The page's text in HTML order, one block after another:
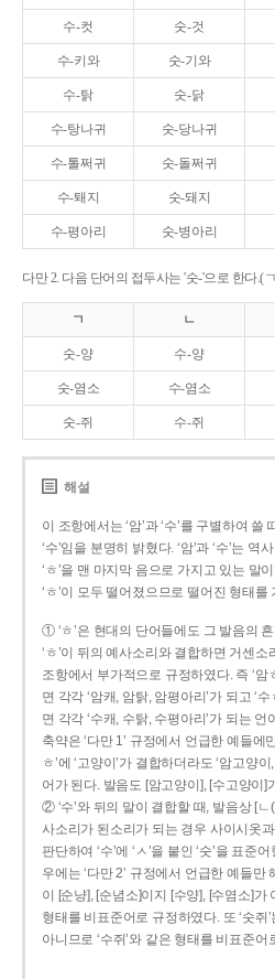
수-컷 숫-것
수-키와 숫-기와
수-탉 숫-닭
수-탕나귀 숫-당나귀
수-톨쩌귀 숫-돌쩌귀
수-퇘지 숫-돼지
수-평아리 숫-병아리
다만 2. 다음 단어의 접두사는 '숫-'으로 한다.(
ㄱ ㄴ
숫-양 수-양
숫-염소 수-염소
숫-쥐 수-쥐
해설
이 조항에서는 ‘암’과 ‘수’를 구별하여 쓸
‘수’임을 분명히 밝혔다. ‘암’과 ‘수’는 역
‘ㅎ’을 맨 마지막 음으로 가지고 있는 말
‘ㅎ’이 모두 떨어졌으므로 떨어진 형태
① ‘ㅎ’은 현대의 단어들에도 그 발음의
‘ㅎ’이 뒤의 예사소리와 결합하면 거센소
조항에서 부가적으로 규정하였다. 즉 ‘암
면 각각 ‘암캐, 암탉, 암평아리’가 되고 ‘
면 각각 ‘수캐, 수탉, 수평아리’가 되는
축약은 ‘다만 1’ 규정에서 언급한 예들에
ㅎ’에 ‘고양이’가 결합하더라도 ‘암고양
어가 된다. 발음도 [암고양이], [수고양이]
② ‘수’와 뒤의 말이 결합할 때, 발음상 [
사소리가 된소리가 되는 경우 사이시옷
판단하여 ‘수’에 ‘ㅅ’을 붙인 ‘숫’을 표준
우에는 ‘다만 2’ 규정에서 언급한 예들만
이 [순냥], [순념소]이지 [수양], [수염소]가
형태를 비표준어로 규정하였다. 또 ‘숫쥐
아니므로 ‘수쥐’와 같은 형태를 비표준어